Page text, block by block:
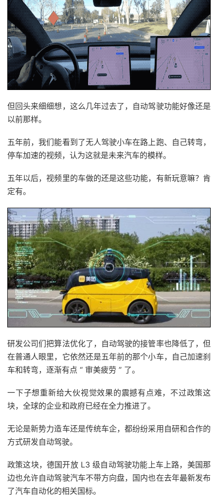
但回头来细细想，这么几年过去了，自动驾驶功能好像还是
以前那样。
五年前，我们能看到了无人驾驶小车在路上跑、自己转弯，
停车加速的视频，认为这就是未来汽车的模样。
五年以后，视频里的车做的还是这些功能，有新玩意嘛？肯
定有。
研发公司们把算法优化了，自动驾驶的接管率也降低了，但
在普通人眼里，它依然还是五年前的那个小车，自己加速刹
车和转弯，逐渐有点 “ 审美疲劳 ” 了。
一下子想重新给大伙视觉效果的震撼有点难，不过政策这
块，全球的企业和政府已经在全力推进了。
无论是新势力造车还是传统车企，都纷纷采用自研和合作的
方式研发自动驾驶。
政策这块，德国开放 L3 级自动驾驶功能上车上路，美国那
边也允许自动驾驶汽车不带方向盘，国内也在去年最新发布
了汽车自动化的相关国标。